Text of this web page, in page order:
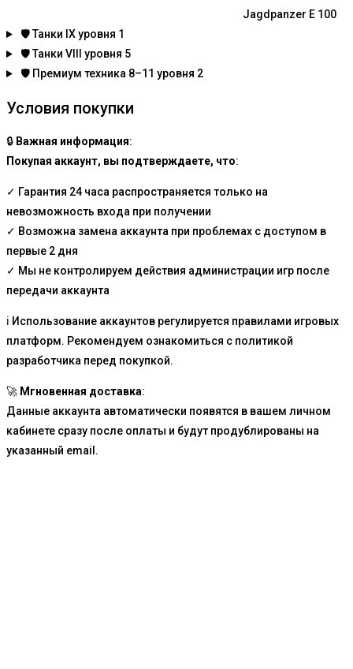
Jagdpanzer E 100
🛡️Танки IX уровня 1
🛡️Танки VIII уровня 5
🛡️ Премиум техника 8–11 уровня 2
Условия покупки
🔒 Важная информация:
Покупая аккаунт, вы подтверждаете, что:
✓ Гарантия 24 часа распространяется только на
невозможность входа при получении
✓ Возможна замена аккаунта при проблемах с доступом в
первые 2 дня
✓ Мы не контролируем действия администрации игр после
передачи аккаунта
ℹ️ Использование аккаунтов регулируется правилами игровых
платформ. Рекомендуем ознакомиться с политикой
разработчика перед покупкой.
🚀 Мгновенная доставка:
Данные аккаунта автоматически появятся в вашем личном
кабинете сразу после оплаты и будут продублированы на
указанный email.